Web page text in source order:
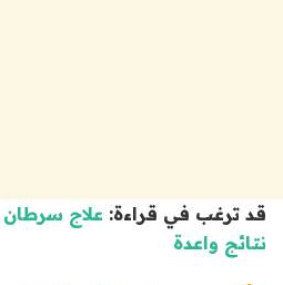
قد ترغب في قراءة: علاج سرطان
نتائج واعدة